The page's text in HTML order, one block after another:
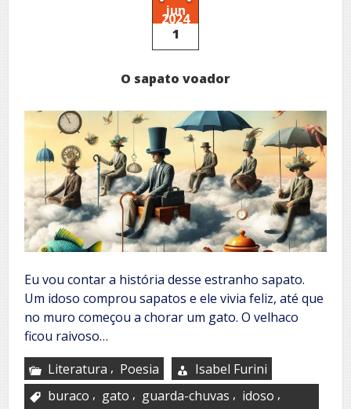
jun
2024
1
O sapato voador
Eu vou contar a história desse estranho sapato.
Um idoso comprou sapatos e ele vivia feliz, até que
no muro começou a chorar um gato. O velhaco
ficou raivoso…
Literatura , Poesia
Isabel Furini
buraco , gato , guarda-chuvas , idoso ,